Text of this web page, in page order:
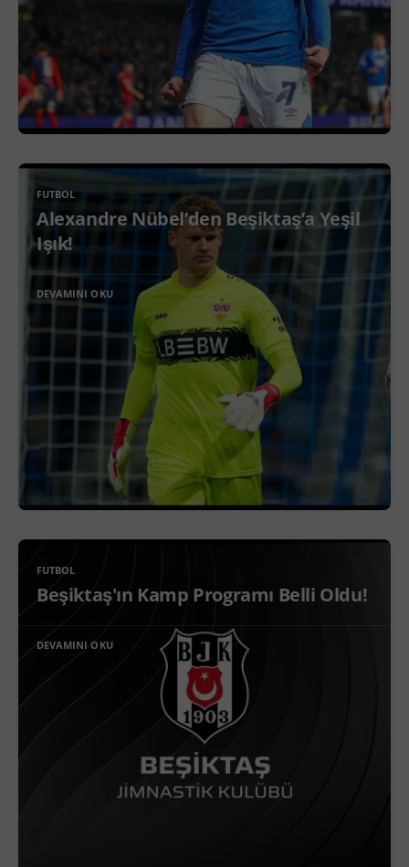
FUTBOL
Alexandre Nübel’den Beşiktaş’a Yeşil
Işık!
DEVAMINI OKU
FUTBOL
Beşiktaş'ın Kamp Programı Belli Oldu!
DEVAMINI OKU